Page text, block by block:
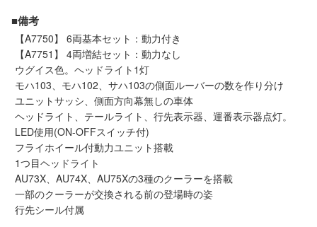
ログイン/マイページ
お気に入りリスト
新規会員登録
会員ランクについて
会社概要
レビューについて
■備考
【A7750】 6両基本セット：動力付き
【A7751】 4両増結セット：動力なし
ウグイス色。ヘッドライト1灯
モハ103、モハ102、サハ103の側面ルーバーの数を作り分け
ユニットサッシ、側面方向幕無しの車体
ヘッドライト、テールライト、行先表示器、運番表示器点灯。
LED使用(ON-OFFスイッチ付)
フライホイール付動力ユニット搭載
1つ目ヘッドライト
AU73X、AU74X、AU75Xの3種のクーラーを搭載
一部のクーラーが交換される前の登場時の姿
行先シール付属